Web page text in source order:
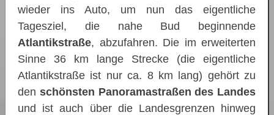
wieder ins Auto, um nun das eigentliche
Tagesziel, die nahe Bud beginnende
Atlantikstraße, abzufahren. Die im erweiterten
Sinne 36 km lange Strecke (die eigentliche
Atlantikstraße ist nur ca. 8 km lang) gehört zu
den schönsten Panoramastraßen des Landes
und ist auch über die Landesgrenzen hinweg